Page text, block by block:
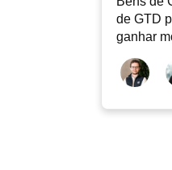
de GTD
ganhar